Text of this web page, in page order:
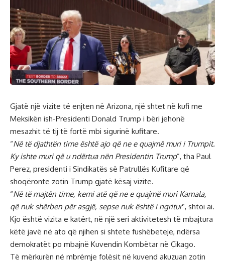
Gjatë një vizite të enjten në Arizona, një shtet në kufi me
Meksikën ish-Presidenti Donald Trump i bëri jehonë
mesazhit të tij të fortë mbi sigurinë kufitare.
“Në të djathtën time është ajo që ne e quajmë muri i Trumpit.
Ky ishte muri që u ndërtua nën Presidentin Trump”, tha Paul
Perez, presidenti i Sindikatës së Patrullës Kufitare që
shoqëronte zotin Trump gjatë kësaj vizite.
“Në të majtën time, kemi atë që ne e quajmë muri Kamala,
që nuk shërben për asgjë, sepse nuk është i ngritur”, shtoi ai.
Kjo është vizita e katërt, në një seri aktivitetesh të mbajtura
këtë javë në ato që njihen si shtete fushëbeteje, ndërsa
demokratët po mbajnë Kuvendin Kombëtar në Çikago.
Të mërkurën në mbrëmje folësit në kuvend akuzuan zotin